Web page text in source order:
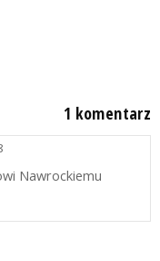
1 komentarz
Nawrockiemu